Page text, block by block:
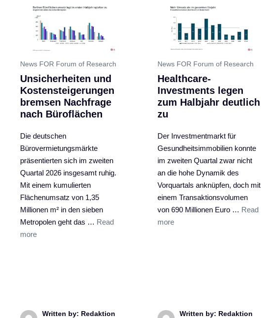
News FOR Forum of Research
Unsicherheiten und
Kostensteigerungen
bremsen Nachfrage
nach Büroflächen
Die deutschen
Bürovermietungsmärkte
präsentierten sich im zweiten
Quartal 2026 insgesamt ruhig.
Mit einem kumulierten
Flächenumsatz von 1,35
Millionen m² in den sieben
Metropolen geht das … Read
more
Written by: Redaktion
News FOR Forum of Research
Healthcare-
Investments legen
zum Halbjahr deutlich
zu
Der Investmentmarkt für
Gesundheitsimmobilien konnte
im zweiten Quartal zwar nicht
an die hohe Dynamik des
Vorquartals anknüpfen, doch mit
einem Transaktionsvolumen
von 690 Millionen Euro … Read
more
Written by: Redaktion